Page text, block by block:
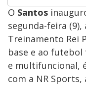
O Santos
segunda-feira
Treinamento Rei
base e ao
e multifuncional,
com a NR